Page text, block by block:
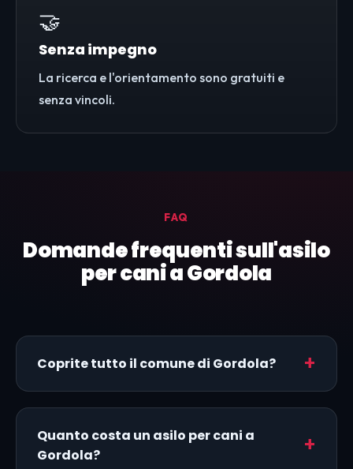
🤝
Senza impegno
La ricerca e l'orientamento sono gratuiti e
senza vincoli.
FAQ
Domande frequenti sull'asilo
per cani a Gordola
Coprite tutto il comune di Gordola?
Quanto costa un asilo per cani a
Gordola?